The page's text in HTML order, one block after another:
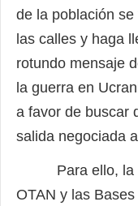
de la población
las calles y haga
rotundo mensaje
la guerra en
a favor de buscar
salida negociada
Para ello, la
OTAN y las